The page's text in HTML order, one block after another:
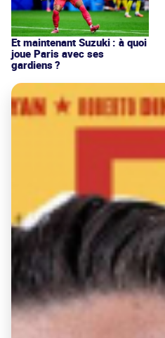
Et maintenant Suzuki : à quoi
joue Paris avec ses
gardiens ?